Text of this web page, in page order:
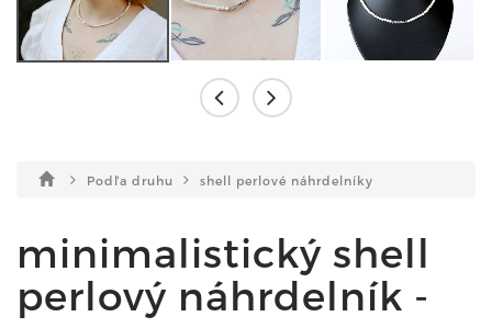
Podľa druhu shell perlové náhrdelníky
minimalistický shell
perlový náhrdelník -